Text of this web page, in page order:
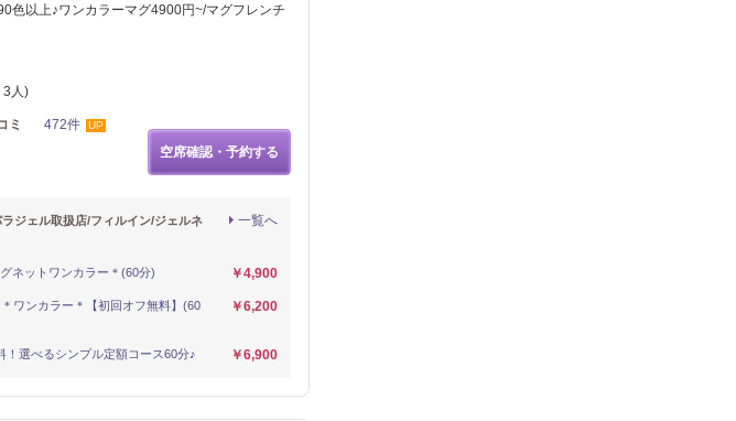
色以上♪ワンカラーマグ4900円~/マグフレンチ
3人)
ミ 472件 UP
空席確認・予約する
一覧へ
ジェル取扱店/フィルイン/ジェルネ
ネットワンカラー＊(60分) ￥4,900
ワンカラー＊【初回オフ無料】(60
￥6,200
！選べるシンプル定額コース60分♪ ￥6,900